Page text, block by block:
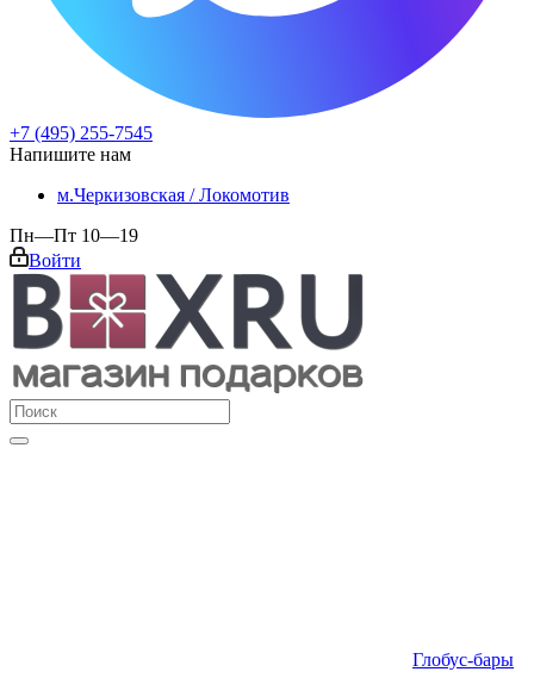
+7 (495) 255-7545
Напишите нам
м.Черкизовская / Локомотив
Пн—Пт 10—19
Войти
Глобус-бары